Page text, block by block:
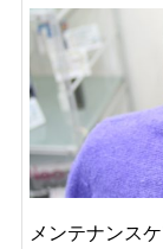
メンテナンス